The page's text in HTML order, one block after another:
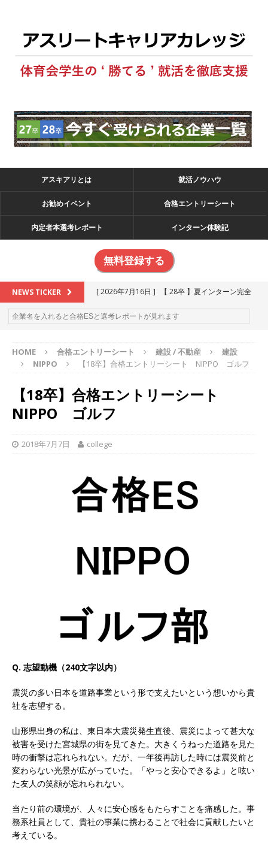
アスキアリとは 就活ノウハウ
お勧めイベント 合格エントリーシート
内定者本選考レポート インターン体験記
無料登録する
NEWS TICKER [ 2026年7月16日 ]
【 28卒 】夏インターン完全
攻略セミナー ｜ 予約フォーム
お勧めイベン
[ 2026年6月13日 ] ≪ 27卒 ≫アスキヤリ個人相
[ 2026年5月17日 ] ≪ 2027卒 ≫ 今すぐ受けられ
る優良企業一覧（26社）
[ 2026年5月15日 ]
学生を求めアスキヤリ限定イベント開催!! 】 世界
230以上の国・地域で愛される日本屈指のゲーム
以上営業増益を達成 ｜ プライム上場 ｜ カプコン
体育会積極採用企業
インターン!! 】 M&A仲介業 ｜ 入社2年目の参考
年収1,631万円 ｜ 設立以降連続売上増 ｜ 土日祝
[ 2026年5月15日 ] 【 28卒 ｜ インターンシップ
グループ企業 ｜ 日本トップレベルの企業へ幅広
いコンサルを行う ｜ スタートアップの成長性×
大手グループとしての安定性バツグン ｜ 年収
オンツ・コンサルティング
体育会積極採用企
HOME 合格エントリーシート 建設 / 不動産
建設
NIPPO
【18卒】合格エントリーシート NIPPO ゴルフ
【18卒】合格エントリーシート
NIPPO ゴルフ
2018年7月7日 college
Q. 志望動機（240文字以内）
震災の多い日本を道路事業という形で支えたいという想いから貴
社を志望する。
山形県出身の私は、東日本大震災発生直後、震災によって甚大な
被害を受けた宮城県の街を見てきた。大きくうねった道路を見た
時の衝撃は忘れられない。だが、一年後再訪した時には震災前と
変わらない光景が広がっていた。「やっと安心できるよ」と呟い
た友人の笑顔が忘れられない。
当たり前の環境が、人々に安心感をもたらすことを痛感した。事
務系社員として、貴社の事業に携わることで社会に貢献したいと
考えている。